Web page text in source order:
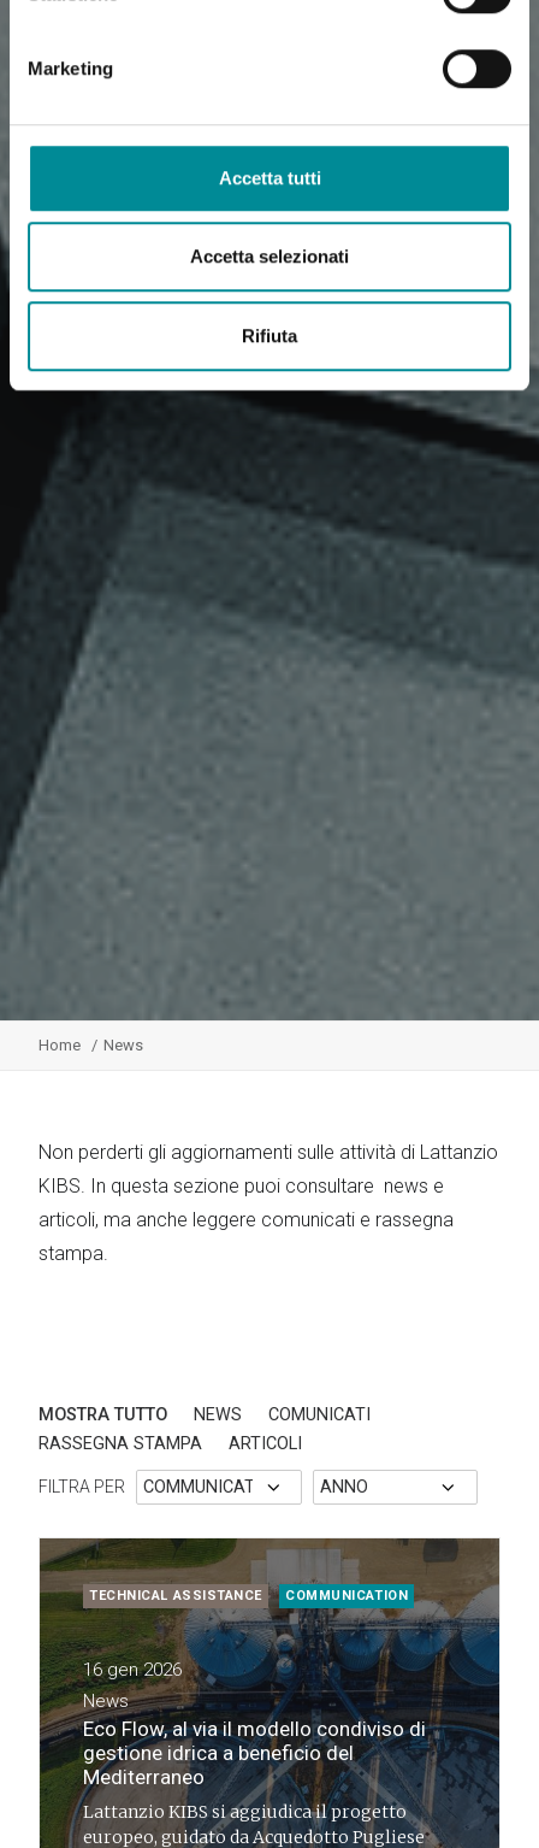
Marketing
Accetta tutti
Accetta selezionati
Rifiuta
Home News
Non perderti gli aggiornamenti sulle attività di Lattanzio
KIBS. In questa sezione puoi consultare news e
articoli, ma anche leggere comunicati e rassegna
stampa.
MOSTRA TUTTO NEWS
COMUNICATI
RASSEGNA STAMPA
ARTICOLI
FILTRA PER
TECHNICAL ASSISTANCE COMMUNICATION
16 gen 2026
News
Eco Flow, al via il modello condiviso di
gestione idrica a beneficio del
Mediterraneo
Lattanzio KIBS si aggiudica il progetto
europeo, guidato da Acquedotto Pugliese